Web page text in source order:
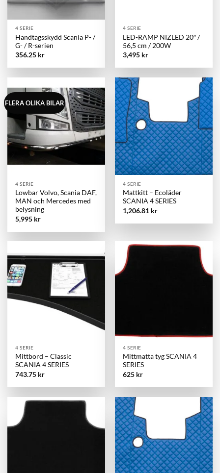
4 SERIE
Handtagsskydd Scania P- /
G- / R-serien
356.25 kr
4 SERIE
LED-RAMP NIZLED 20″ /
56,5 cm / 200W
3,495 kr
FLERA OLIKA BILAR
4 SERIE
Lowbar Volvo, Scania DAF,
MAN och Mercedes med
belysning
5,995 kr
4 SERIE
Mattkitt – Ecoläder
SCANIA 4 SERIES
1,206.81 kr
4 SERIE
Mittbord – Classic
SCANIA 4 SERIES
743.75 kr
4 SERIE
Mittmatta tyg SCANIA 4
SERIES
625 kr